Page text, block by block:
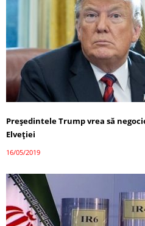
Preşedintele Trump vrea să
Elveției
16/05/2019